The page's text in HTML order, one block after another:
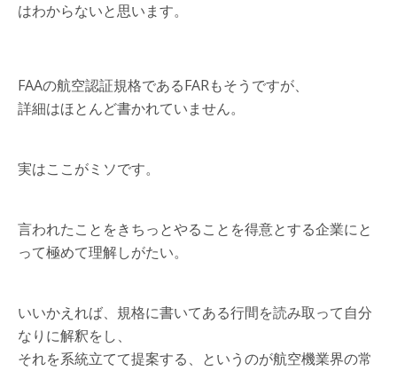
はわからないと思います。
FAAの航空認証規格であるFARもそうですが、
詳細はほとんど書かれていません。
実はここがミソです。
言われたことをきちっとやることを得意とする企業にと
って極めて理解しがたい。
いいかえれば、規格に書いてある行間を読み取って自分
なりに解釈をし、
それを系統立てて提案する、というのが航空機業界の常